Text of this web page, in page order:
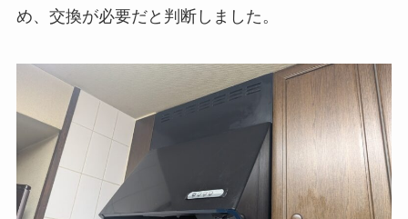
め、交換が必要だと判断しました。